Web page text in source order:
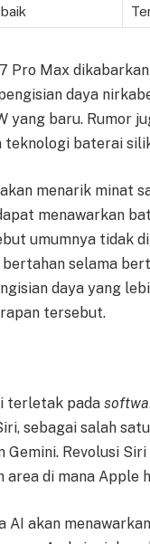
Pro Max
daya
baru. Rumor
baterai
menarik minat
menawarkan
umumnya tidak
selama
daya yang
tersebut.
terletak pada
sebagai salah
Revolusi
di mana Apple
AI akan